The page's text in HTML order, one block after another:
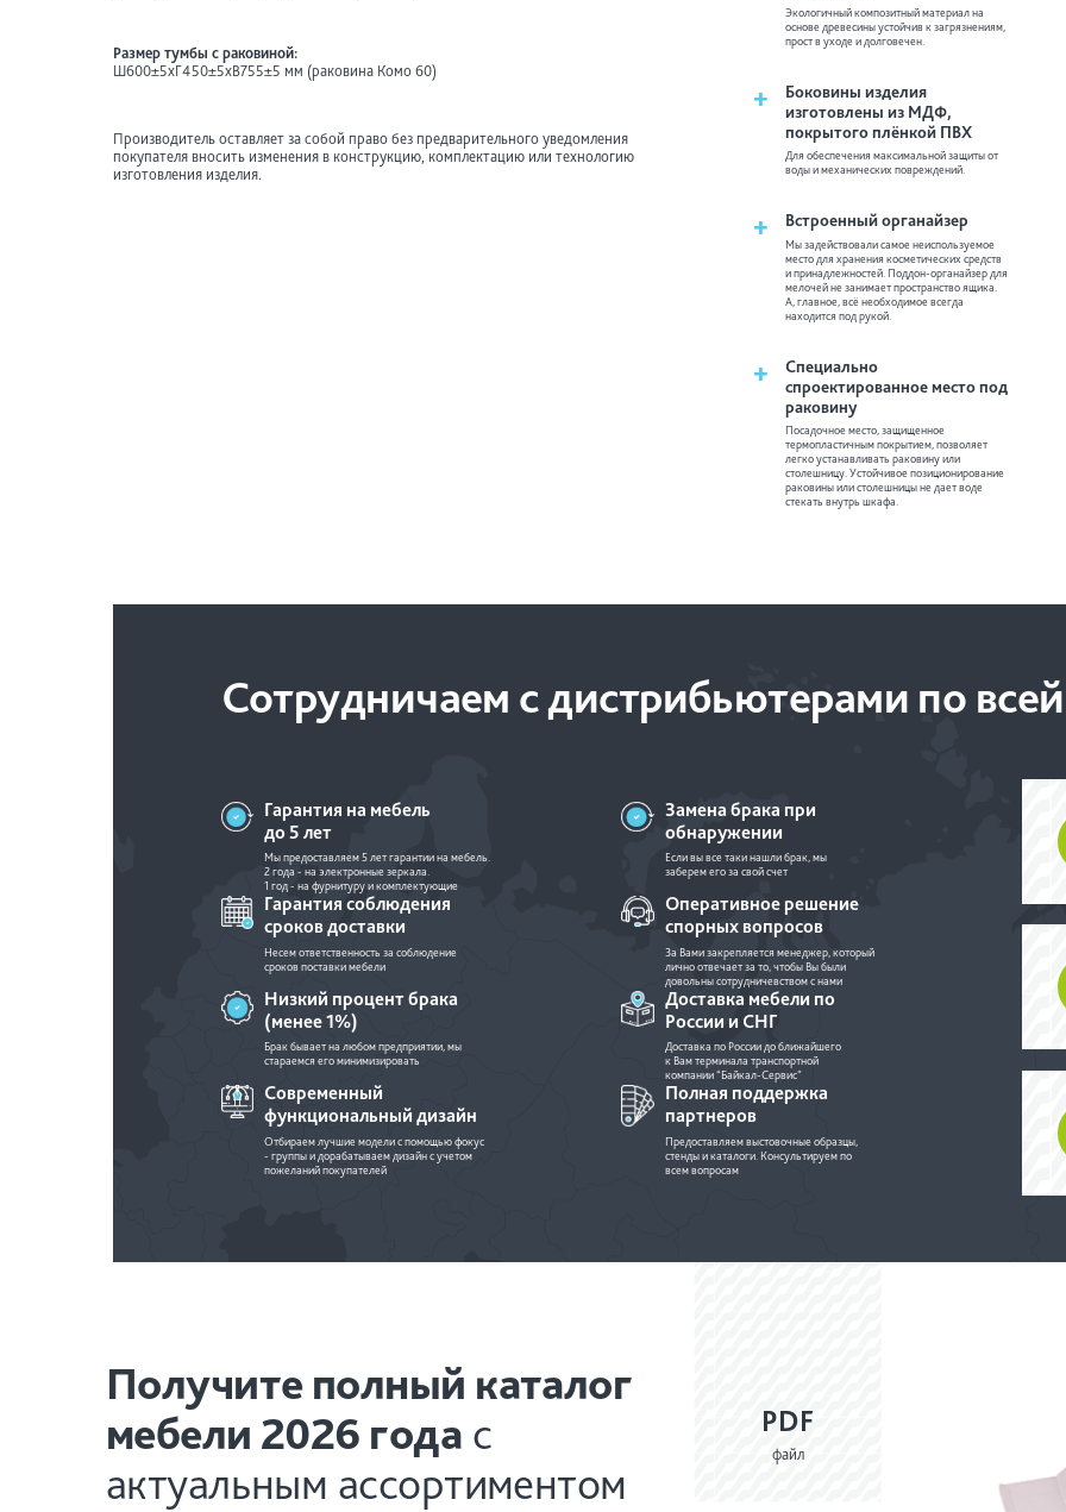
Размер тумбы с раковиной:
Ш600±5хГ450±5хВ755±5 мм (раковина Комо 60)
Производитель оставляет за собой право без предварительного уведомления
покупателя вносить изменения в конструкцию, комплектацию или технологию
изготовления изделия.
Экологичный композитный материал на
основе древесины устойчив к загрязнениям,
прост в уходе и долговечен.
+
Боковины изделия
изготовлены из МДФ,
покрытого плёнкой ПВХ
Для обеспечения максимальной защиты от
воды и механических повреждений.
+ Встроенный органайзер
Мы задействовали самое неиспользуемое
место для хранения косметических средств
и принадлежностей. Поддон-органайзер для
мелочей не занимает пространство ящика.
А, главное, всё необходимое всегда
находится под рукой.
+
Специально
спроектированное место под
раковину
Посадочное место, защищенное
термопластичным покрытием, позволяет
легко устанавливать раковину или
столешницу. Устойчивое позиционирование
раковины или столешницы не дает воде
стекать внутрь шкафа.
Сотрудничаем с дистрибьютерами по
Гарантия на мебель
до 5 лет
Мы предоставляем 5 лет гарантии на мебель.
2 года - на электронные зеркала.
1 год - на фурнитуру и комплектующие
Замена брака при
обнаружении
Если вы все таки нашли брак, мы
заберем его за свой счет
Гарантия соблюдения
сроков доставки
Несем ответственность за соблюдение
сроков поставки мебели
Оперативное решение
спорных вопросов
За Вами закрепляется менеджер, который
лично отвечает за то, чтобы Вы были
довольны сотрудничевством с нами
Низкий процент брака
(менее 1%)
Брак бывает на любом предприятии, мы
стараемся его минимизировать
Доставка мебели по
России и СНГ
Доставка по России до ближайшего
к Вам терминала транспортной
компании “Байкал-Сервис”
Современный
функциональный дизайн
Отбираем лучшие модели с помощью фокус
- группы и дорабатываем дизайн с учетом
пожеланий покупателей
Полная поддержка
партнеров
Предоставляем выстовочные образцы,
стенды и каталоги. Консультируем по
всем вопросам
Получите полный каталог
мебели 2026 года с
актуальным ассортиментом
PDF
файл